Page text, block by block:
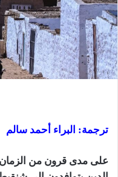
ترجمة: البراء أحمد سالم
على مدى قرون من